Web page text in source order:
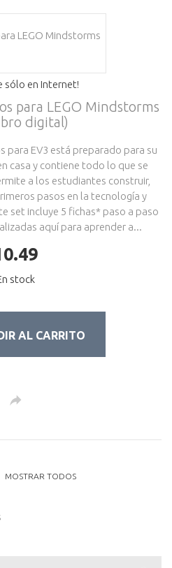
sólo en Internet!
para LEGO Mindstorms
digital)
para EV3 está preparado para su
casa y contiene todo lo que se
a los estudiantes construir,
pasos en la tecnología y
set incluye 5 fichas* paso a paso
aquí para aprender a...
stock
AL CARRITO
MOSTRAR TODOS